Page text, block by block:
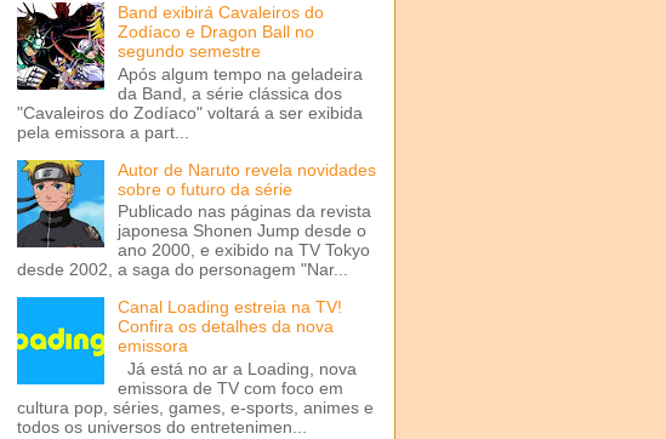
Band exibirá Cavaleiros do
Zodíaco e Dragon Ball no
segundo semestre
Após algum tempo na geladeira
da Band, a série clássica dos
"Cavaleiros do Zodíaco" voltará a ser exibida
pela emissora a part...
Autor de Naruto revela novidades
sobre o futuro da série
Publicado nas páginas da revista
japonesa Shonen Jump desde o
ano 2000, e exibido na TV Tokyo
desde 2002, a saga do personagem "Nar...
Canal Loading estreia na TV!
Confira os detalhes da nova
emissora
Já está no ar a Loading, nova
emissora de TV com foco em
cultura pop, séries, games, e-sports, animes e
todos os universos do entretenimen...